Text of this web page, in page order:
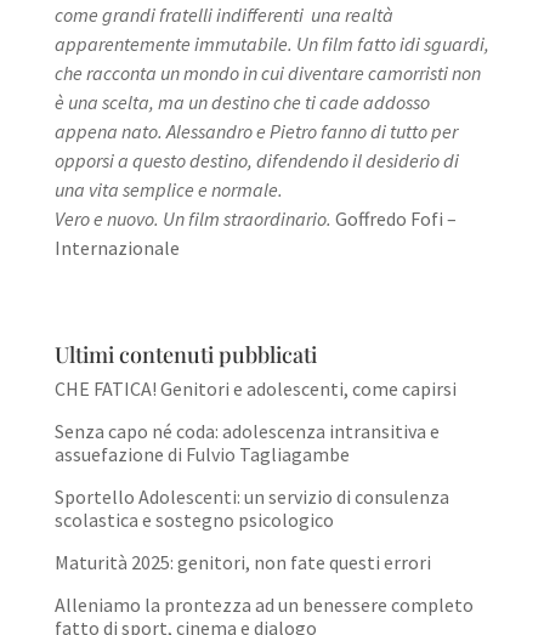
come grandi fratelli indifferenti una realtà
apparentemente immutabile. Un film fatto idi sguardi,
che racconta un mondo in cui diventare camorristi non
è una scelta, ma un destino che ti cade addosso
appena nato. Alessandro e Pietro fanno di tutto per
opporsi a questo destino, difendendo il desiderio di
una vita semplice e normale.
Vero e nuovo. Un film straordinario. Goffredo Fofi –
Internazionale
Ultimi contenuti pubblicati
CHE FATICA! Genitori e adolescenti, come capirsi
Senza capo né coda: adolescenza intransitiva e
assuefazione di Fulvio Tagliagambe
Sportello Adolescenti: un servizio di consulenza
scolastica e sostegno psicologico
Maturità 2025: genitori, non fate questi errori
Alleniamo la prontezza ad un benessere completo
fatto di sport, cinema e dialogo